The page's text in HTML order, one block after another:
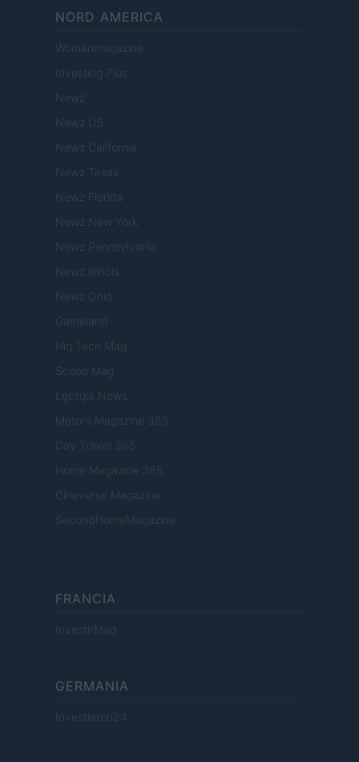
NORD AMERICA
Womanmagazine
Investing Plus
Newz
Newz US
Newz California
Newz Texas
Newz Florida
Newz New York
Newz Pennsylvania
Newz Illinois
Newz Ohio
Gameland
Hig Tech Mag
Scoop Mag
Lgbtqia News
Motors Magazine 365
Day Travel 365
Home Magazine 365
Cineverse Magazine
SecondHomeMagazine
FRANCIA
InvestirMag
GERMANIA
Investieren24